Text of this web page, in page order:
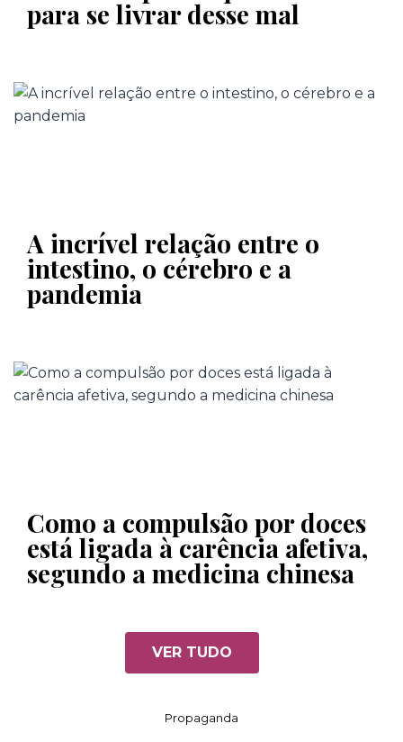
para se livrar desse mal
A incrível relação entre o
intestino, o cérebro e a
pandemia
Como a compulsão por doces
está ligada à carência afetiva,
segundo a medicina chinesa
VER TUDO
Propaganda